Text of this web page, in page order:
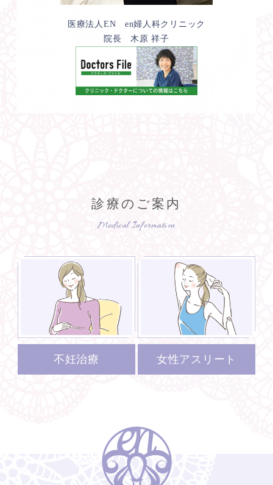
医療法人EN en婦人科クリニック
院長 木原 祥子
診療のご案内
Medical Information
不妊治療 女性アスリート